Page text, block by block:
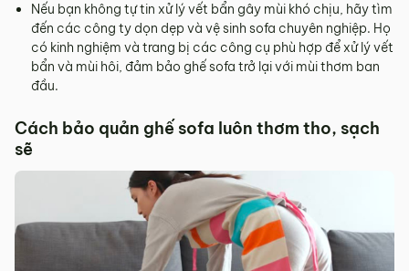
Nếu bạn không tự tin xử lý vết bẩn gây mùi khó chịu, hãy tìm
đến các công ty dọn dẹp và vệ sinh sofa chuyên nghiệp. Họ
có kinh nghiệm và trang bị các công cụ phù hợp để xử lý vết
bẩn và mùi hôi, đảm bảo ghế sofa trở lại với mùi thơm ban
đầu.
Cách bảo quản ghế sofa luôn thơm tho, sạch
sẽ